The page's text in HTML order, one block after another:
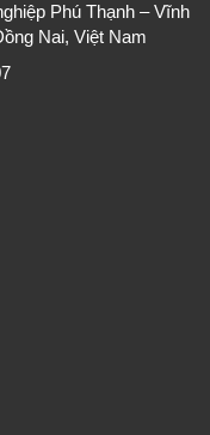
Phú Thạnh – Vĩnh
Nai, Việt Nam